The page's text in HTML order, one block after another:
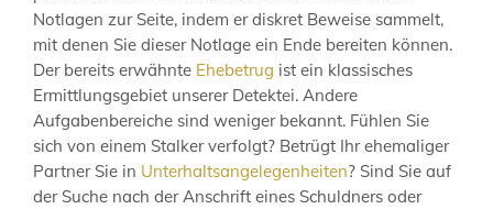
Notlagen zur Seite, indem er diskret Beweise sammelt,
mit denen Sie dieser Notlage ein Ende bereiten können.
Der bereits erwähnte Ehebetrug ist ein klassisches
Ermittlungsgebiet unserer Detektei. Andere
Aufgabenbereiche sind weniger bekannt. Fühlen Sie
sich von einem Stalker verfolgt? Betrügt Ihr ehemaliger
Partner Sie in Unterhaltsangelegenheiten? Sind Sie auf
der Suche nach der Anschrift eines Schuldners oder